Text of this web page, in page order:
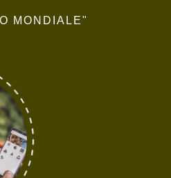
MONDIALE"